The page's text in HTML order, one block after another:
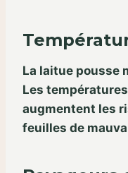
La laitue pousse
Les
augmentent les
feuilles de